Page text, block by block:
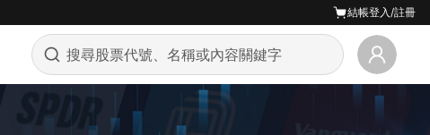
結帳登入/註冊